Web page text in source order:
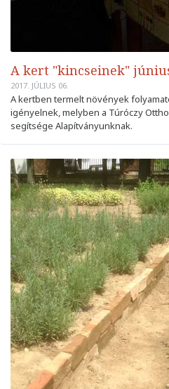
A kert "kincseinek"
2017. JÚLIUS 06.
A kertben termelt növények
igényelnek, melyben a Túróczy
segítsége Alapítványunknak.